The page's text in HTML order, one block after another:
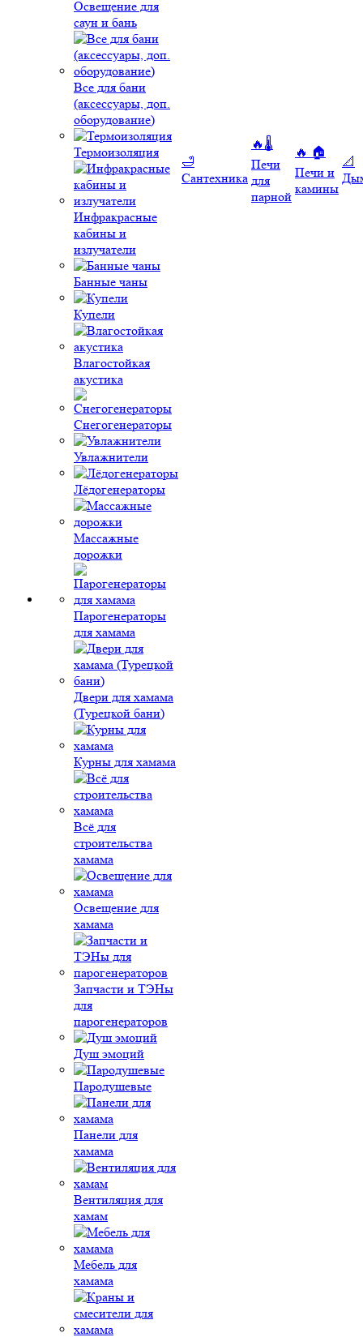
Освещение для
саун и бань
Все для бани
(аксессуары, доп.
оборудование)
Термоизоляция
Инфракрасные
кабины и
излучатели
Банные чаны
Купели
Влагостойкая
акустика
Снегогенераторы
Увлажнители
Лёдогенераторы
Массажные
дорожки
Парогенераторы
для хамама
Двери для хамама
(Турецкой бани)
Курны для хамама
Всё для
строительства
хамама
Освещение для
хамама
Запчасти и ТЭНы
для
парогенераторов
Душ эмоций
Пародушевые
Панели для
хамама
Вентиляция для
хамам
Мебель для
хамама
🛁
Сантехника
🔥🌡️
Печи
для
парной
🔥 🏠
Печи и
камины
📐